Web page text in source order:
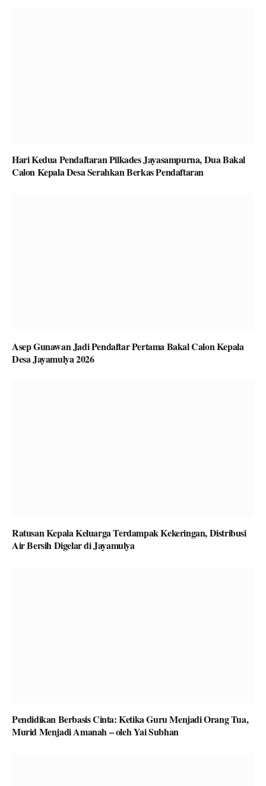
Hari Kedua Pendaftaran Pilkades Jayasampurna, Dua Bakal
Calon Kepala Desa Serahkan Berkas Pendaftaran
Asep Gunawan Jadi Pendaftar Pertama Bakal Calon Kepala
Desa Jayamulya 2026
Ratusan Kepala Keluarga Terdampak Kekeringan, Distribusi
Air Bersih Digelar di Jayamulya
Pendidikan Berbasis Cinta: Ketika Guru Menjadi Orang Tua,
Murid Menjadi Amanah – oleh Yai Subhan